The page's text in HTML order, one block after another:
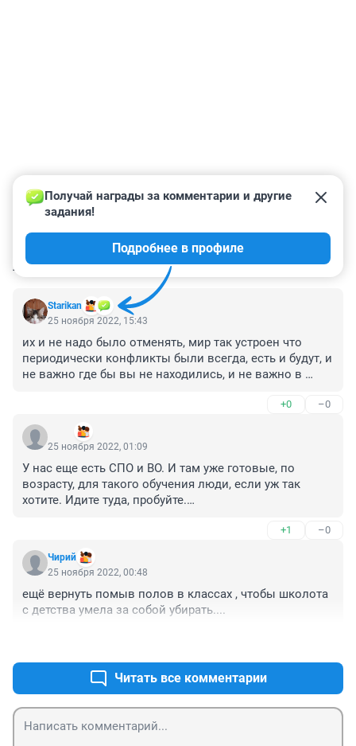
КОММЕНТАРИИ 21
Starikan
Получай награды за комментарии и другие
задания!
Подробнее в профиле
25 ноября 2022, 15:43
их и не надо было отменять, мир так устроен что
периодически конфликты были всегда, есть и будут, и
не важно где бы вы не находились, и не важно в
любой стране, и уж поверьте что человек который
умеет и способен держать в руках оружие сможет
встать на защиту прежде всего за себя и свою семью,
а если таковой подготовки нет то ему хоть палку дай
вместо автомата то эффект такой же будет, он не
будет знать что с ней делать.
+0 –0
25 ноября 2022, 01:09
У нас еще есть СПО и ВО. И там уже готовые, по
возрасту, для такого обучения люди, если уж так
хотите. Идите туда, пробуйте.
прекрасный, по своему, чуток, наивный и теплый
период времени каждого человека, куда не нужно
соваться со своими милитари-причудами!
Сделайте лучше лишний урок физкультуры, а военную
тематику оставьте для взрослых. Детство должно
быть детством, с мороженным в руках, а не с
+1 –0
Чирий
25 ноября 2022, 00:48
ещё вернуть помыв полов в классах , чтобы школота
с детства умела за собой убирать....
Читать все комментарии